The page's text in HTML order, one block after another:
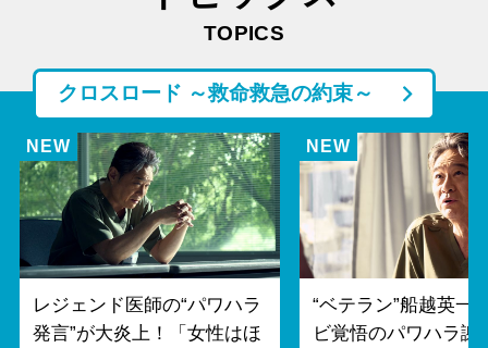
TOPICS
クロスロード ～救命救急の約束～
レジェンド医師の“パワハラ
発言”が大炎上！「女性はほ
“ベテラン”船越英一
ビ覚悟のパワハラ謝